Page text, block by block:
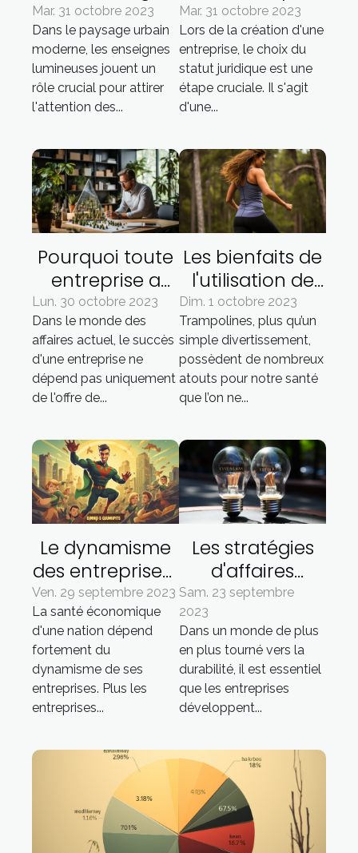
lumineuse :
facteurs à
prendre en
compte
Mar. 31 octobre 2023
Dans le paysage urbain
moderne, les enseignes
lumineuses jouent un
rôle crucial pour attirer
l'attention des...
choisir le statut
juridique
adapté à votre
entreprise
Mar. 31 octobre 2023
Lors de la création d'une
entreprise, le choix du
statut juridique est une
étape cruciale. Il s'agit
d'une...
Pourquoi toute
entreprise a
besoin d'un
plan d'affaires
ambitieux
Lun. 30 octobre 2023
Dans le monde des
affaires actuel, le succès
d'une entreprise ne
dépend pas uniquement
de l'offre de...
Les bienfaits de
l'utilisation de
trampolines
pour la santé
Dim. 1 octobre 2023
Trampolines, plus qu’un
simple divertissement,
possèdent de nombreux
atouts pour notre santé
que l’on ne...
Le dynamisme
des entreprises :
garant d'une
bonne santé
économique
Ven. 29 septembre 2023
La santé économique
d'une nation dépend
fortement du
dynamisme de ses
entreprises. Plus les
entreprises...
Les stratégies
d'affaires
innovantes
économie
durable
Sam. 23 septembre
2023
Dans un monde de plus
en plus tourné vers la
durabilité, il est essentiel
que les entreprises
développent...